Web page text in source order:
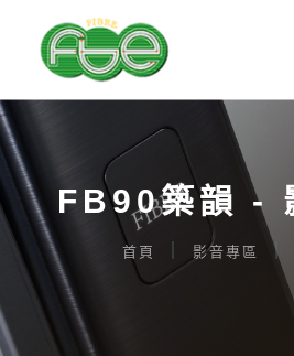
FB90築韻 -
首頁 影音專區